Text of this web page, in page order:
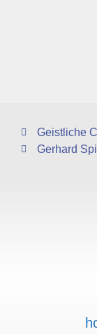
Geistliche
Gerhard